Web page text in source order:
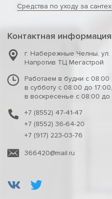
Средства по уходу за
Контактная информация
г. Набережные Челны,
Напротив ТЦ Мегастрой
Работаем в будни с 08:00
в субботу с 08:00 до 17:00,
в воскресенье с 08:00 до
+7 (8552) 47-41-47
+7 (8552) 36-64-20
+7 (917) 223-03-76
366420@mail.ru